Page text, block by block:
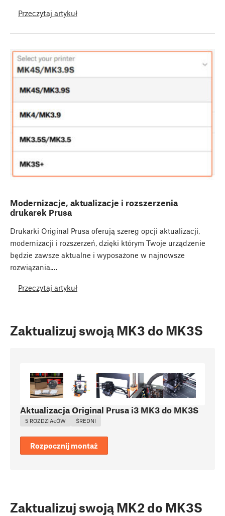
Przeczytaj artykuł
Modernizacje, aktualizacje i rozszerzenia
drukarek Prusa
Drukarki Original Prusa oferują szereg opcji aktualizacji,
modernizacji i rozszerzeń, dzięki którym Twoje urządzenie
będzie zawsze aktualne i wyposażone w najnowsze
rozwiązania.…
Przeczytaj artykuł
Zaktualizuj swoją MK3 do MK3S
Aktualizacja Original Prusa i3 MK3 do MK3S
5 ROZDZIAŁÓW ŚREDNI
Rozpocznij montaż
Zaktualizuj swoją MK2 do MK3S